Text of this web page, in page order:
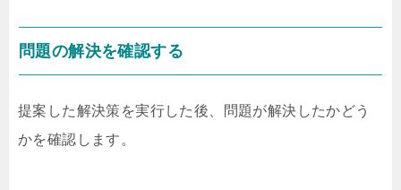
問題の解決を確認する
提案した解決策を実行した後、問題が解決したかどう
かを確認します。